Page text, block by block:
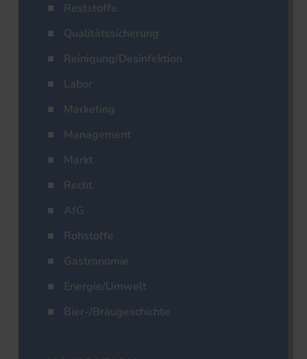
Reststoffe
Qualitätssicherung
Reinigung/Desinfektion
Labor
Marketing
Management
Markt
Recht
AfG
Rohstoffe
Gastronomie
Energie/Umwelt
Bier-/Braugeschichte